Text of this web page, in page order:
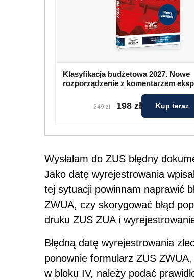
Klasyfikacja budżetowa 2027. Nowe
rozporządzenie z komentarzem
249 zł 198 zł Kup teraz
Wysłałam do ZUS błędny
Jako datę wyrejestrowania
tej sytuacji powinnam naprawić
ZWUA, czy skorygować błąd
druku ZUS ZUA i
Błędną datę wyrejestrowania
ponownie formularz ZUS
w bloku IV, należy podać